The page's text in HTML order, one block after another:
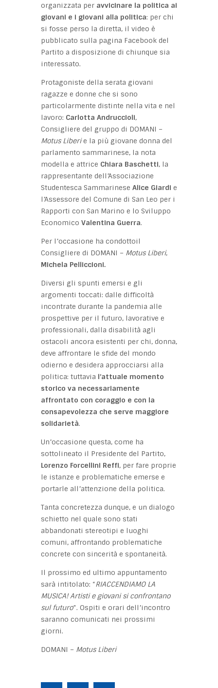
organizzata per avvicinare la politica ai
giovani e i giovani alla politica: per chi
si fosse perso la diretta, il video è
pubblicato sulla pagina Facebook del
Partito a disposizione di chiunque sia
interessato.
Protagoniste della serata giovani
ragazze e donne che si sono
particolarmente distinte nella vita e nel
lavoro: Carlotta Andruccioli,
Consigliere del gruppo di DOMANI –
Motus Liberie la più giovane donna del
parlamento sammarinese, la nota
modella e attrice Chiara Baschetti, la
rappresentante dell’Associazione
Studentesca Sammarinese Alice Giardi e
l’Assessore del Comune di San Leo per i
Rapporti con San Marino e lo Sviluppo
Economico Valentina Guerra.
Per l’occasione ha condottoil
Consigliere di DOMANI – Motus Liberi,
Michela Pelliccioni.
Diversi gli spunti emersi e gli
argomenti toccati: dalle difficoltà
incontrate durante la pandemia alle
prospettive per il futuro, lavorative e
professionali, dalla disabilità agli
ostacoli ancora esistenti per chi, donna,
deve affrontare le sfide del mondo
odierno e desidera approcciarsi alla
politica: tuttavia l’attuale momento
storico va necessariamente
affrontato con coraggio e con la
consapevolezza che serve maggiore
solidarietà.
Un’occasione questa, come ha
sottolineato il Presidente del Partito,
Lorenzo Forcellini Reffi, per fare proprie
le istanze e problematiche emerse e
portarle all’attenzione della politica.
Tanta concretezza dunque, e un dialogo
schietto nel quale sono stati
abbandonati stereotipi e luoghi
comuni, affrontando problematiche
concrete con sincerità e spontaneità.
Il prossimo ed ultimo appuntamento
sarà intitolato: “RIACCENDIAMO LA
MUSICA! Artisti e giovani si confrontano
sul futuro”. Ospiti e orari dell’incontro
saranno comunicati nei prossimi
giorni.
DOMANI – Motus Liberi